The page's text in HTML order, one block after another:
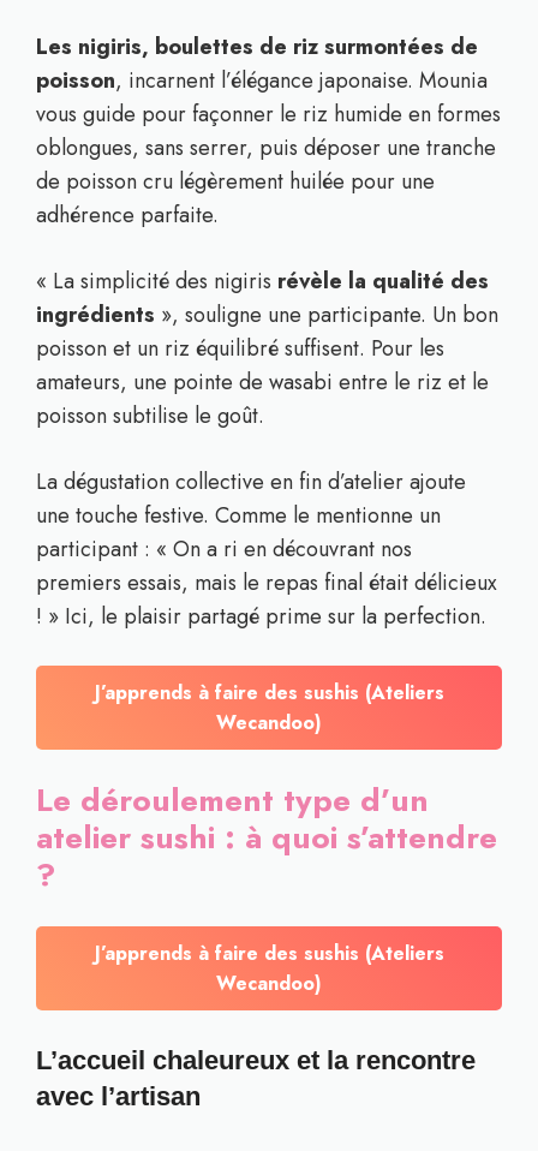
Les nigiris, boulettes de riz surmontées de
poisson, incarnent l’élégance japonaise. Mounia
vous guide pour façonner le riz humide en formes
oblongues, sans serrer, puis déposer une tranche
de poisson cru légèrement huilée pour une
adhérence parfaite.
« La simplicité des nigiris révèle la qualité des
ingrédients », souligne une participante. Un bon
poisson et un riz équilibré suffisent. Pour les
amateurs, une pointe de wasabi entre le riz et le
poisson subtilise le goût.
La dégustation collective en fin d’atelier ajoute
une touche festive. Comme le mentionne un
participant : « On a ri en découvrant nos
premiers essais, mais le repas final était délicieux
! » Ici, le plaisir partagé prime sur la perfection.
J’apprends à faire des sushis (Ateliers
Wecandoo)
Le déroulement type d’un
atelier sushi : à quoi s’attendre
?
J’apprends à faire des sushis (Ateliers
Wecandoo)
L’accueil chaleureux et la rencontre
avec l’artisan